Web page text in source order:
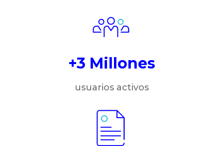
+3 Millones
usuarios activos